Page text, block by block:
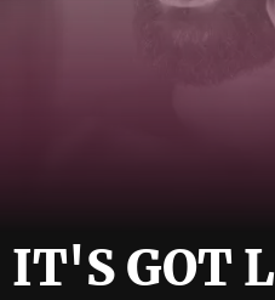
IT'S GOT